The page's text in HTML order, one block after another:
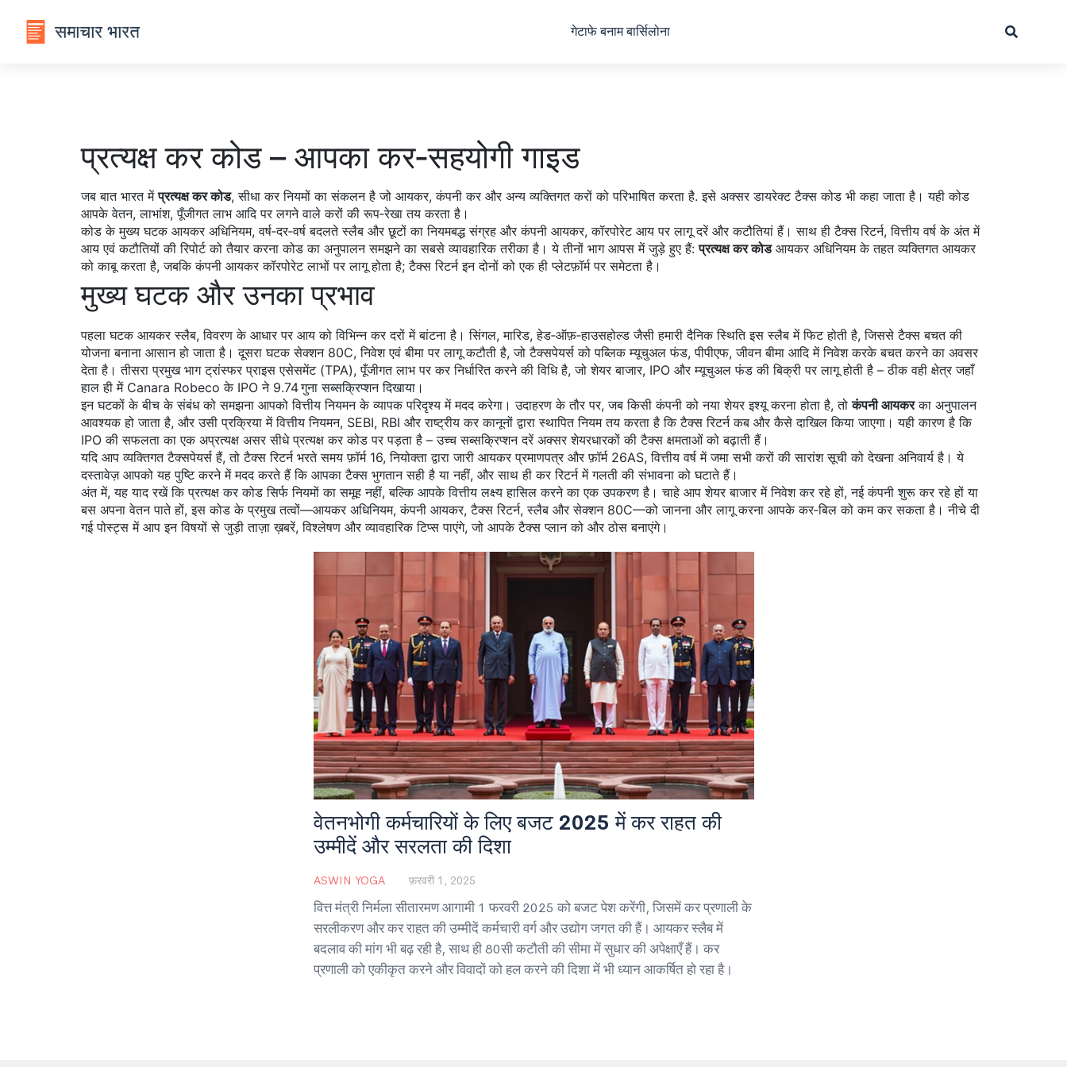
गेटाफे बनाम बार्सिलोना
प्रत्यक्ष कर कोड – आपका कर‑सहयोगी गाइड
जब बात भारत मेंप्रत्यक्ष कर कोड,सीधा कर नियमों का संकलन है जो आयकर, कंपनी कर और अन्य व्यक्तिगत करों को परिभाषित करता है. इसे अक्सरडायरेक्ट टैक्स कोड भी कहा जाता है। यही कोड
आपके वेतन, लाभांश, पूँजीगत लाभ आदि पर लगने वाले करों की रूप‑रेखा तय करता है।
कोड के मुख्य घटक आयकर अधिनियम,वर्ष‑दर‑वर्ष बदलते स्लैब और छूटों का नियमबद्ध संग्रह औरकंपनी आयकर,कॉरपोरेट आय पर लागू दरें और कटौतियां हैं। साथ हीटैक्स रिटर्न,वित्तीय वर्ष के अंत में
आय एवं कटौतियों की रिपोर्टको तैयार करना कोड का अनुपालन समझने का सबसे व्यावहारिक तरीका है। ये तीनों भाग आपस में जुड़े हुए हैं:प्रत्यक्ष कर कोडआयकर अधिनियम के तहत व्यक्तिगत आयकर
को काबू करता है, जबकि कंपनी आयकर कॉरपोरेट लाभों पर लागू होता है; टैक्स रिटर्न इन दोनों को एक ही प्लेटफ़ॉर्म पर समेटता है।
मुख्य घटक और उनका प्रभाव
पहला घटक आयकर स्लैब,विवरण के आधार पर आय को विभिन्न कर दरों में बांटना है। सिंगल, मारिड, हेड‑ऑफ़‑हाउसहोल्ड जैसी हमारी दैनिक स्थिति इस स्लैब में फिट होती है, जिससे टैक्स बचत की
योजना बनाना आसान हो जाता है। दूसरा घटकसेक्शन 80C,निवेश एवं बीमा पर लागू कटौती है, जो टैक्सपेयर्स को पब्लिक म्यूचुअल फंड, पीपीएफ, जीवन बीमा आदि में निवेश करके बचत करने का अवसर
देता है। तीसरा प्रमुख भागट्रांस्फर प्राइस एसेसमेंट (TPA),पूँजीगत लाभ पर कर निर्धारित करने की विधिहै, जो शेयर बाजार, IPO और म्यूचुअल फंड की बिक्री पर लागू होती है – ठीक वही क्षेत्र जहाँ
हाल ही में Canara Robeco के IPO ने 9.74 गुना सब्सक्रिप्शन दिखाया।
इन घटकों के बीच के संबंध को समझना आपको वित्तीय नियमन के व्यापक परिदृश्य में मदद करेगा। उदाहरण के तौर पर, जब किसी कंपनी को नया शेयर इश्यू करना होता है, तोकंपनी आयकरका अनुपालन
आवश्यक हो जाता है, और उसी प्रक्रिया मेंवित्तीय नियमन, SEBI, RBI और राष्ट्रीय कर कानूनों द्वारा स्थापित नियमतय करता है कि टैक्स रिटर्न कब और कैसे दाखिल किया जाएगा। यही कारण है कि
IPO की सफलता का एक अप्रत्यक्ष असर सीधे प्रत्यक्ष कर कोड पर पड़ता है – उच्च सब्सक्रिप्शन दरें अक्सर शेयरधारकों की टैक्स क्षमताओं को बढ़ाती हैं।
यदि आप व्यक्तिगत टैक्सपेयर्स हैं, तो टैक्स रिटर्न भरते समयफ़ॉर्म 16,नियोक्ता द्वारा जारी आयकर प्रमाणपत्र औरफ़ॉर्म 26AS,वित्तीय वर्ष में जमा सभी करों की सारांश सूची को देखना अनिवार्य है। ये
दस्तावेज़ आपको यह पुष्टि करने में मदद करते हैं कि आपका टैक्स भुगतान सही है या नहीं, और साथ ही कर रिटर्न में गलती की संभावना को घटाते हैं।
अंत में, यह याद रखें कि प्रत्यक्ष कर कोड सिर्फ नियमों का समूह नहीं, बल्कि आपके वित्तीय लक्ष्य हासिल करने का एक उपकरण है। चाहे आप शेयर बाजार में निवेश कर रहे हों, नई कंपनी शुरू कर रहे हों या
बस अपना वेतन पाते हों, इस कोड के प्रमुख तत्वों—आयकर अधिनियम, कंपनी आयकर, टैक्स रिटर्न, स्लैब और सेक्शन 80C—को जानना और लागू करना आपके कर‑बिल को कम कर सकता है। नीचे दी
गई पोस्ट्स में आप इन विषयों से जुड़ी ताज़ा ख़बरें, विश्लेषण और व्यावहारिक टिप्स पाएंगे, जो आपके टैक्स प्लान को और ठोस बनाएंगे।
वेतनभोगी कर्मचारियों के लिए बजट 2025 में कर राहत की
उम्मीदें और सरलता की दिशा
ASWIN YOGA फ़रवरी 1, 2025
वित्त मंत्री निर्मला सीतारमण आगामी 1 फरवरी 2025 को बजट पेश करेंगी, जिसमें कर प्रणाली के
सरलीकरण और कर राहत की उम्मीदें कर्मचारी वर्ग और उद्योग जगत की हैं। आयकर स्लैब में
बदलाव की मांग भी बढ़ रही है, साथ ही 80सी कटौती की सीमा में सुधार की अपेक्षाएँ हैं। कर
प्रणाली को एकीकृत करने और विवादों को हल करने की दिशा में भी ध्यान आकर्षित हो रहा है।